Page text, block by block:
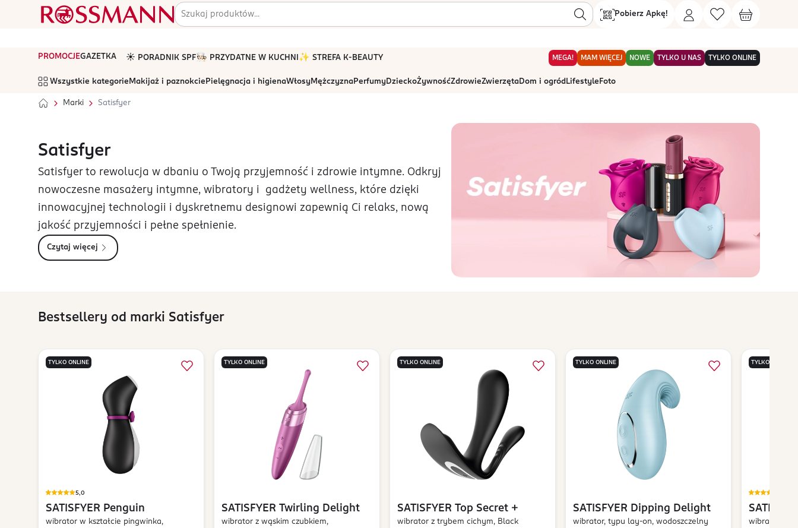
Pobierz Apkę!
PROMOCJEGAZETKA ☀️ PORADNIK SPF🧑🏻‍🍳 PRZYDATNE W KUCHNI ✨ STREFA K-BEAUTY MEGA! MAM WIĘCEJ NOWE TYLKO U NAS TYLKO ONLINE
Wszystkie kategorie Makijaż i paznokcie Pielęgnacja i higienaWłosyMężczyznaPerfumyDzieckoŻywnośćZdrowieZwierzętaDom i ogród Lifestyle Foto
Marki Satisfyer
Satisfyer
Satisfyer to rewolucja w dbaniu o Twoją przyjemność i zdrowie intymne. Odkryj
nowoczesne masażery intymne, wibratory i gadżety wellness, które dzięki
innowacyjnej technologii i dyskretnemu designowi zapewnią Ci relaks, nową
jakość przyjemności i pełne spełnienie.
Czytaj więcej
Bestsellery od marki Satisfyer
TYLKO ONLINE
5,0
SATISFYER Penguin
wibrator w kształcie pingwinka,
TYLKO ONLINE
SATISFYER Twirling Delight
wibrator z wąskim czubkiem,
TYLKO ONLINE
SATISFYER Top Secret +
wibrator z trybem cichym, Black
TYLKO ONLINE
SATISFYER Dipping Delight
wibrator, typu lay-on, wodoszczelny
TYLKO ONLINE
wibrator z